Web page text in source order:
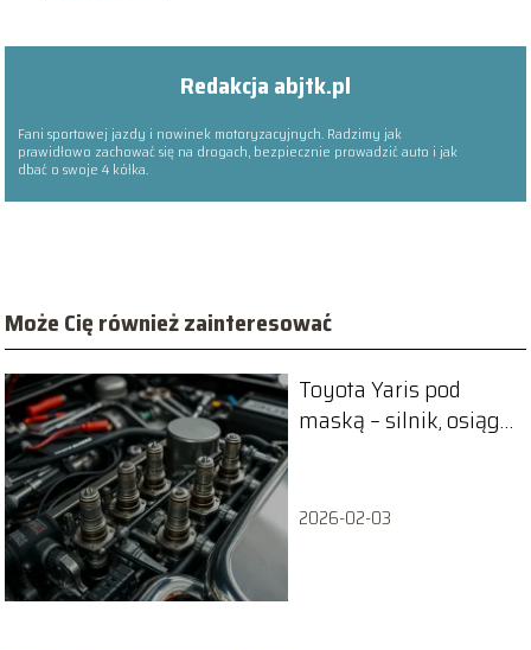
Redakcja abjtk.pl
Fani sportowej jazdy i nowinek motoryzacyjnych. Radzimy jak
prawidłowo zachować się na drogach, bezpiecznie prowadzić auto i jak
dbać o swoje 4 kółka.
Może Cię również zainteresować
Toyota Yaris pod
maską – silnik, osiągi,
2026-02-03